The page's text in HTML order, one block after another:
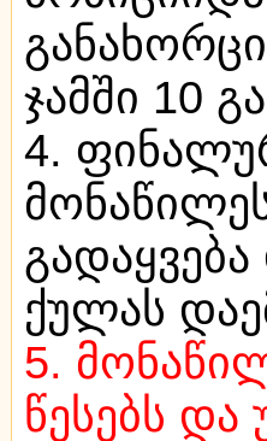
ჯამში 10
4.
ქულას
5.
წესებს